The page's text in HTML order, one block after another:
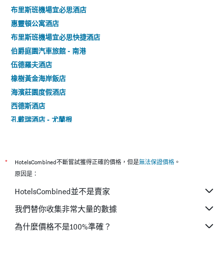
布里斯班機場宜必思酒店
惠靈頓公寓酒店
布里斯班機場宜必思快捷酒店
伯爵庭園汽車旅館 - 南港
伍德羅夫酒店
橡樹黃金海岸飯店
海濱莊園度假酒店
西德斯酒店
孔戴瑞酒店 - 尤蘭根
庫蘭加塔青年旅館
金斯福德河畔酒店
崖屋
珊瑚樹酒店
凱恩斯彩虹度假酒店 - 北開恩茲
* HotelsCombined不斷嘗試獲得正確的價格，但是無法保證價格 。
原因是：
HotelsCombined並不是賣家
我們替你收集非常大量的數據
為什麼價格不是100%準確？